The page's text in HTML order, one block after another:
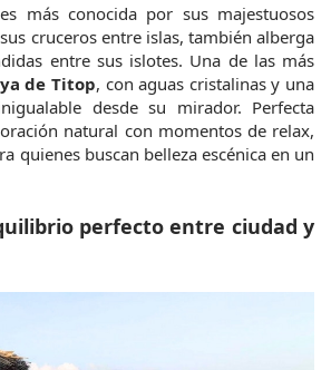
es más conocida por sus majestuosos
cruceros entre islas, también alberga
entre sus islotes. Una de las más
de Titop, con aguas cristalinas y una
desde su mirador. Perfecta
natural con momentos de relax,
quienes buscan belleza escénica en un
perfecto entre ciudad y